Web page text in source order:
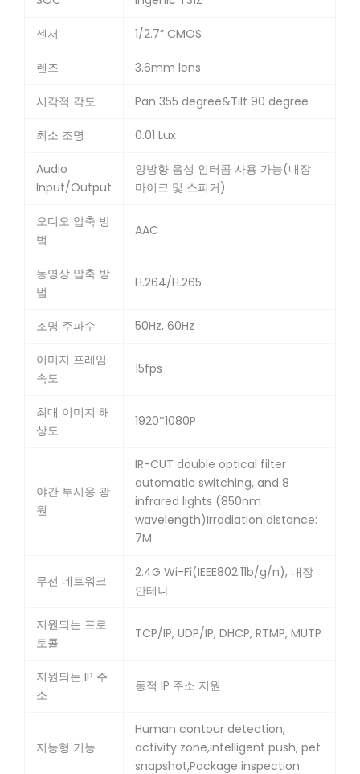
센서 1/2.7” CMOS
렌즈 3.6mm lens
시각적 각도 Pan 355 degree&Tilt 90 degree
최소 조명 0.01 Lux
Audio
Input/Output
양방향 음성 인터콤 사용 가능(내장
마이크 및 스피커)
오디오 압축 방
법
AAC
동영상 압축 방
법
H.264/H.265
조명 주파수 50Hz, 60Hz
이미지 프레임
속도
15fps
최대 이미지 해
상도
1920*1080P
야간 투시용 광
원
IR-CUT double optical filter
automatic switching, and 8
infrared lights (850nm
wavelength)Irradiation distance:
7M
무선 네트워크
2.4G Wi-Fi(IEEE802.11b/g/n), 내장
안테나
지원되는 프로
토콜
TCP/IP, UDP/IP, DHCP, RTMP, MUTP
지원되는 IP 주
소
동적 IP 주소 지원
지능형 기능
Human contour detection,
activity zone,intelligent push, pet
snapshot,Package inspection